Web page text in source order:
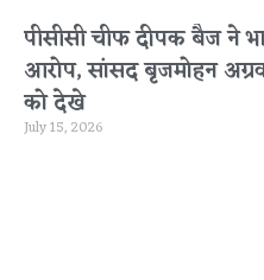
पीसीसी चीफ दीपक बैज ने
आरोप, सांसद बृजमोहन
को देखे
July 15, 2026